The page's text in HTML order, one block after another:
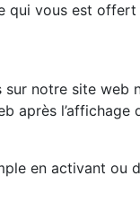
vous est
notre site web
après l’affichage
en activant ou